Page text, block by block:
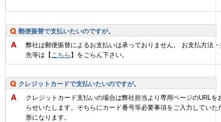
郵便振替で支払いたいのですが。
弊社は郵便振替によるお支払いは承っておりません。 お支払方法
先等は【 こちら 】をごらん下さい。
クレジットカードで支払いたいのですが。
クレジットカード支払いの場合は弊社担当より専用ページのURLを
らせいたします。そちらにカード番号等必要事項をご入力していた
形になります。